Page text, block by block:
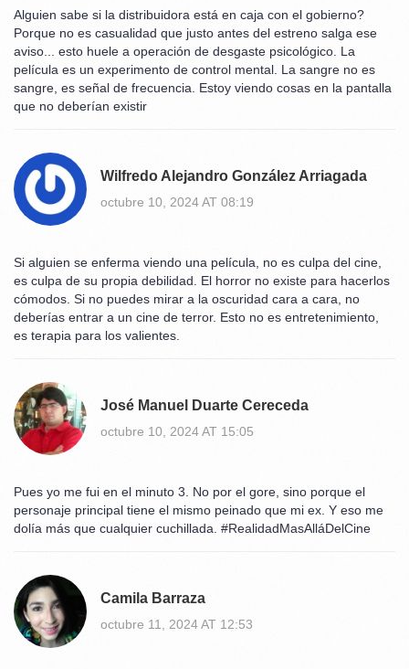
Alguien sabe si la distribuidora está en caja con el gobierno?
Porque no es casualidad que justo antes del estreno salga ese
aviso... esto huele a operación de desgaste psicológico. La
película es un experimento de control mental. La sangre no es
sangre, es señal de frecuencia. Estoy viendo cosas en la pantalla
que no deberían existir
Wilfredo Alejandro González Arriagada
octubre 10, 2024 AT 08:19
Si alguien se enferma viendo una película, no es culpa del cine,
es culpa de su propia debilidad. El horror no existe para hacerlos
cómodos. Si no puedes mirar a la oscuridad cara a cara, no
deberías entrar a un cine de terror. Esto no es entretenimiento,
es terapia para los valientes.
José Manuel Duarte Cereceda
octubre 10, 2024 AT 15:05
Pues yo me fui en el minuto 3. No por el gore, sino porque el
personaje principal tiene el mismo peinado que mi ex. Y eso me
dolía más que cualquier cuchillada. #RealidadMasAlláDelCine
Camila Barraza
octubre 11, 2024 AT 12:53